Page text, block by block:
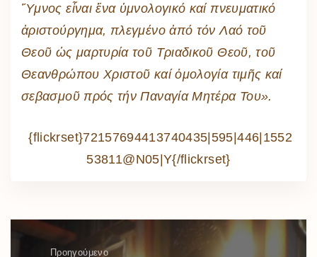
Ὕμνος εἶναι ἕνα ὑμνολογικό καί πνευματικό
ἀριστούργημα, πλεγμένο ἀπό τόν Λαό τοῦ
Θεοῦ ὡς μαρτυρία τοῦ Τριαδικοῦ Θεοῦ, τοῦ
Θεανθρώπου Χριστοῦ καί ὁμολογία τιμῆς καί
σεβασμοῦ πρός τήν Παναγία Μητέρα Του».
{flickrset}72157694413740435|595|446|1552
53811@N05|Y{/flickrset}
Προηγούμενο